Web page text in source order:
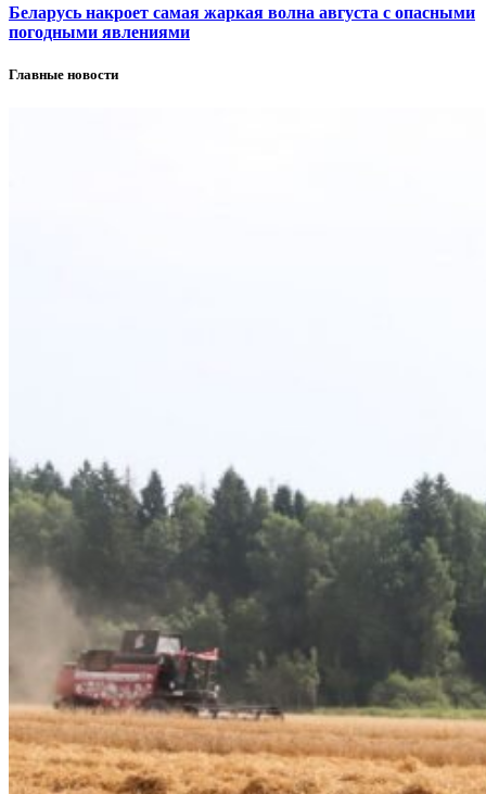
Беларусь накроет самая жаркая волна августа с опасными
погодными явлениями
Главные новости